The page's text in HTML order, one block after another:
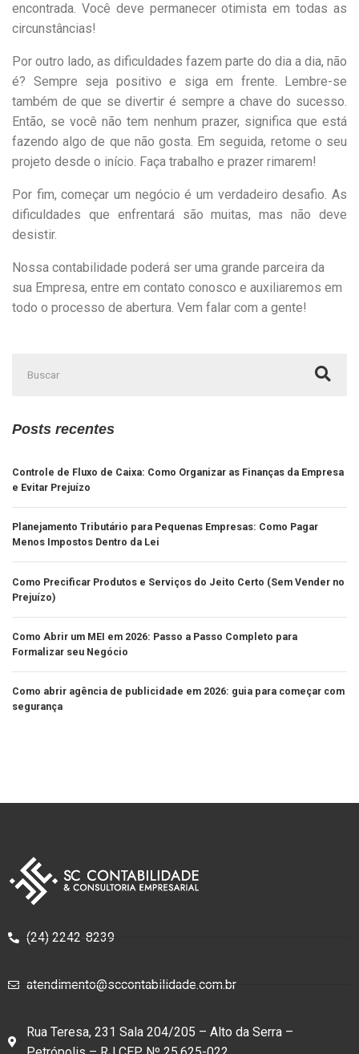
encontrada. Você deve permanecer otimista em todas as
circunstâncias!
Por outro lado, as dificuldades fazem parte do dia a dia, não
é? Sempre seja positivo e siga em frente. Lembre-se
também de que se divertir é sempre a chave do sucesso.
Então, se você não tem nenhum prazer, significa que está
fazendo algo de que não gosta. Em seguida, retome o seu
projeto desde o início. Faça trabalho e prazer rimarem!
Por fim, começar um negócio é um verdadeiro desafio. As
dificuldades que enfrentará são muitas, mas não deve
desistir.
Nossa contabilidade poderá ser uma grande parceira da
sua Empresa, entre em contato conosco e auxiliaremos em
todo o processo de abertura. Vem falar com a gente!
Posts recentes
Controle de Fluxo de Caixa: Como Organizar as Finanças da Empresa
e Evitar Prejuízo
Planejamento Tributário para Pequenas Empresas: Como Pagar
Menos Impostos Dentro da Lei
Como Precificar Produtos e Serviços do Jeito Certo (Sem Vender no
Prejuízo)
Como Abrir um MEI em 2026: Passo a Passo Completo para
Formalizar seu Negócio
Como abrir agência de publicidade em 2026: guia para começar com
segurança
(24) 2242-8239
atendimento@sccontabilidade.com.br
Rua Teresa, 231 Sala 204/205 – Alto da Serra –